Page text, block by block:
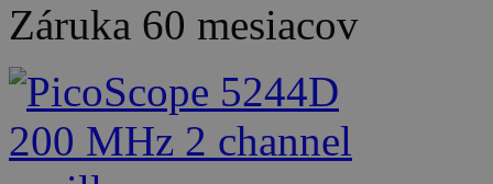
Záruka 60 mesiacov